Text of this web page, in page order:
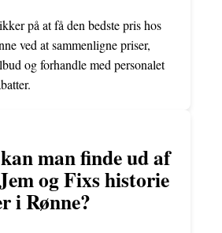
på at få den bedste pris hos
ved at sammenligne priser,
og forhandle med personalet
man finde ud af
og Fixs historie
i Rønne?